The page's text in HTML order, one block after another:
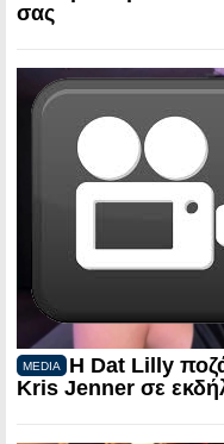
σας
MEDIA
Η Dat Lilly
Kris Jenner σε